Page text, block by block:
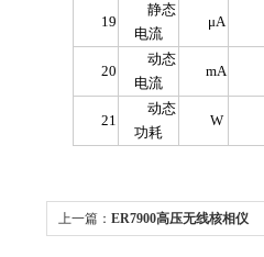
19
静态
电流
μA
20
动态
电流
mA
21
动态
功耗
W
上一篇： ER7900高压无线核相仪